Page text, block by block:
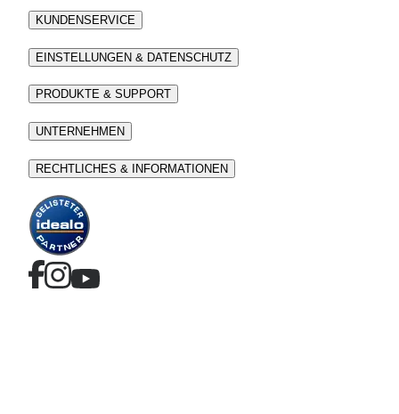
KUNDENSERVICE
EINSTELLUNGEN & DATENSCHUTZ
PRODUKTE & SUPPORT
UNTERNEHMEN
RECHTLICHES & INFORMATIONEN